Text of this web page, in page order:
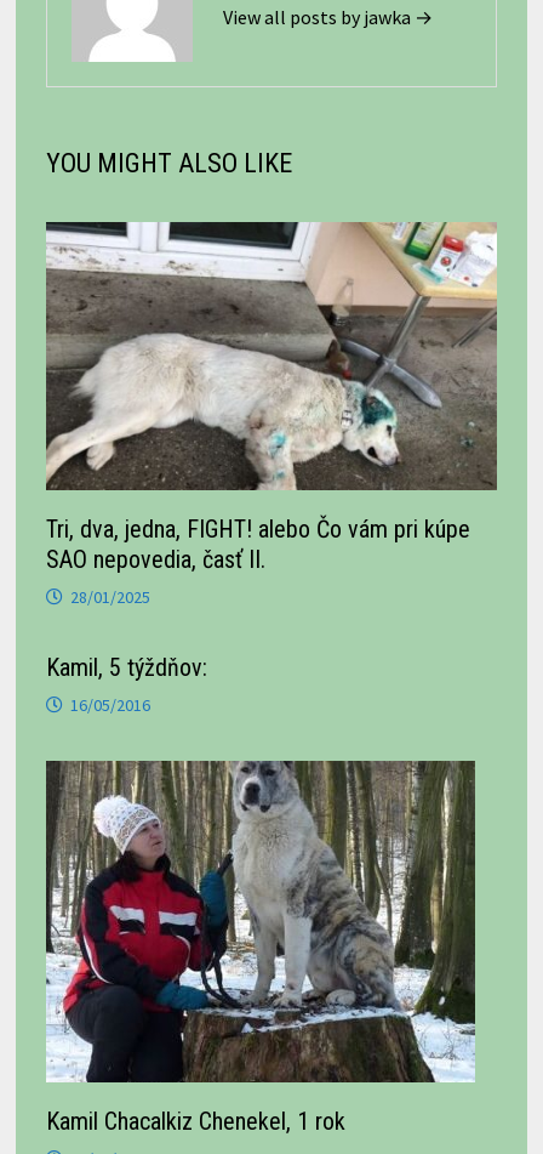
View all posts by jawka →
YOU MIGHT ALSO LIKE
Tri, dva, jedna, FIGHT! alebo Čo vám pri kúpe
SAO nepovedia, časť II.
28/01/2025
Kamil, 5 týždňov:
16/05/2016
Kamil Chacalkiz Chenekel, 1 rok